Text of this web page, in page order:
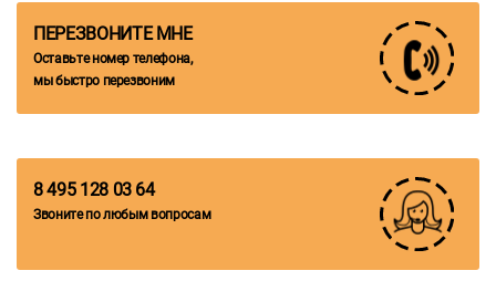
ПЕРЕЗВОНИТЕ МНЕ
Оставьте номер телефона,
мы быстро перезвоним
8 495 128 03 64
Звоните по любым вопросам